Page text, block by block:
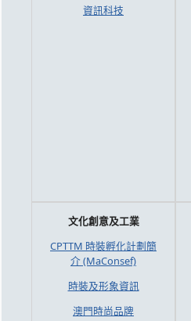
資訊科技
文化創意及工業
CPTTM 時裝孵化計劃簡
介 (MaConsef)
時裝及形象資訊
澳門時尚品牌